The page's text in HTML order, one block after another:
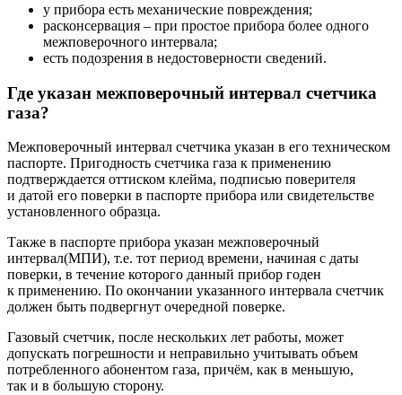
у прибора есть механические повреждения;
расконсервация – при простое прибора более одного
межповерочного интервала;
есть подозрения в недостоверности сведений.
Где указан межповерочный интервал счетчика
газа?
Межповерочный интервал счетчика указан в его техническом
паспорте. Пригодность счетчика газа к применению
подтверждается оттиском клейма, подписью поверителя
и датой его поверки в паспорте прибора или свидетельстве
установленного образца.
Также в паспорте прибора указан межповерочный
интервал(МПИ), т.е. тот период времени, начиная с даты
поверки, в течение которого данный прибор годен
к применению. По окончании указанного интервала счетчик
должен быть подвергнут очередной поверке.
Газовый счетчик, после нескольких лет работы, может
допускать погрешности и неправильно учитывать объем
потребленного абонентом газа, причём, как в меньшую,
так и в большую сторону.